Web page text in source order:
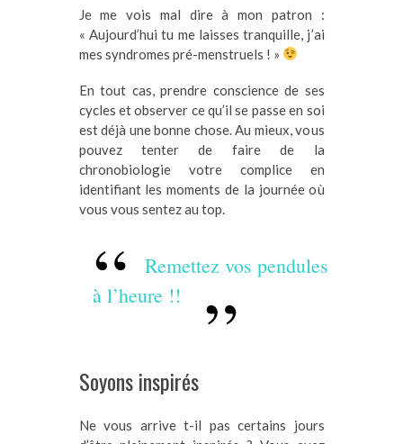
Je me vois mal dire à mon patron :
« Aujourd’hui tu me laisses tranquille, j’ai
mes syndromes pré-menstruels ! »
En tout cas, prendre conscience de ses
cycles et observer ce qu’il se passe en soi
est déjà une bonne chose. Au mieux, vous
pouvez tenter de faire de la
chronobiologie votre complice en
identifiant les moments de la journée où
vous vous sentez au top.
Remettez vos pendules
à l’heure !!
Soyons inspirés
Ne vous arrive t-il pas certains jours